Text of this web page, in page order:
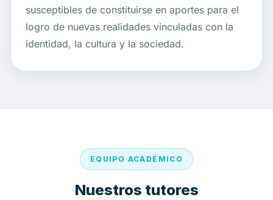
susceptibles de constituirse en aportes para el
logro de nuevas realidades vinculadas con la
identidad, la cultura y la sociedad.
EQUIPO ACADÉMICO
Nuestros tutores